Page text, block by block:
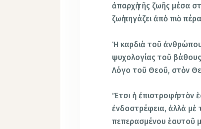
ἀπαρχὴ τῆς ζωῆς μέσα
ζωὴ πηγάζει ἀπὸ πιὸ
Ἡ καρδιὰ τοῦ ἀνθρώπου
ψυχολογίας τοῦ
Λόγο τοῦ Θεοῦ, στὸν
Ἔτσι ἡ ἐπιστροφὴ στὸν
ἐνδοστρέφεια, ἀλλὰ μὲ
πεπερασμένου ἑαυτοῦ